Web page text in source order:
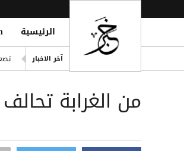
الرئيسية
آخر الاخبار
من الغرابة